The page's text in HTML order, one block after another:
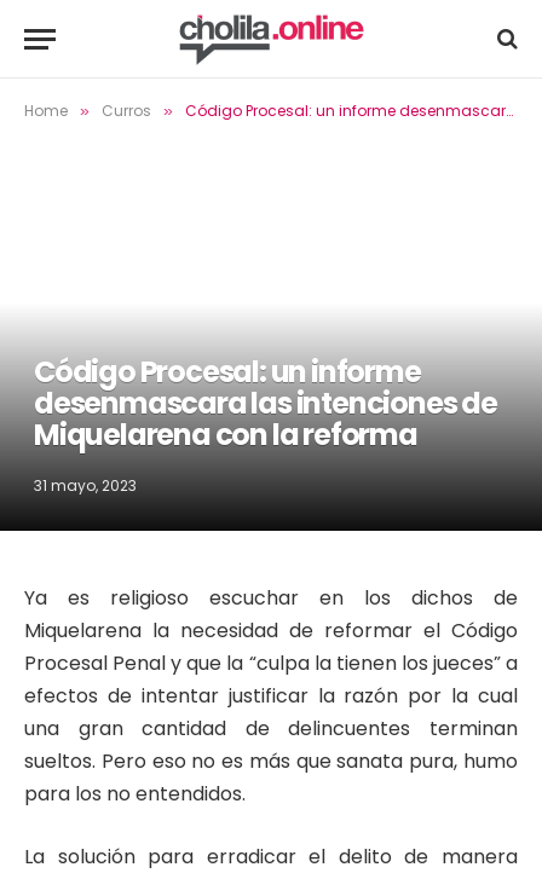
Home » Curros » Código Procesal: un informe desenmascara las intenciones de Miquelarena con la reforma
Código Procesal: un informe
desenmascara las intenciones de
Miquelarena con la reforma
31 mayo, 2023
Ya es religioso escuchar en los dichos de
Miquelarena la necesidad de reformar el Código
Procesal Penal y que la “culpa la tienen los jueces” a
efectos de intentar justificar la razón por la cual
una gran cantidad de delincuentes terminan
sueltos. Pero eso no es más que sanata pura, humo
para los no entendidos.
La solución para erradicar el delito de manera